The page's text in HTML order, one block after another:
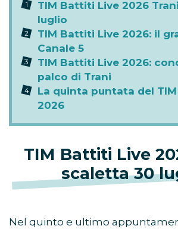
TIM Battiti Live 2026
luglio
TIM Battiti Live 2026: il
Canale 5
TIM Battiti Live 2026:
palco di Trani
La quinta puntata del
2026
TIM Battiti Live
scaletta 30
Nel quinto e ultimo